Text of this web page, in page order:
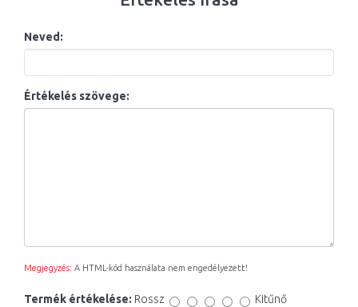
Neved:
Értékelés szövege:
Megjegyzés: A HTML-kód használata nem engedélyezett!
Termék értékelése: Rossz Kitűnő